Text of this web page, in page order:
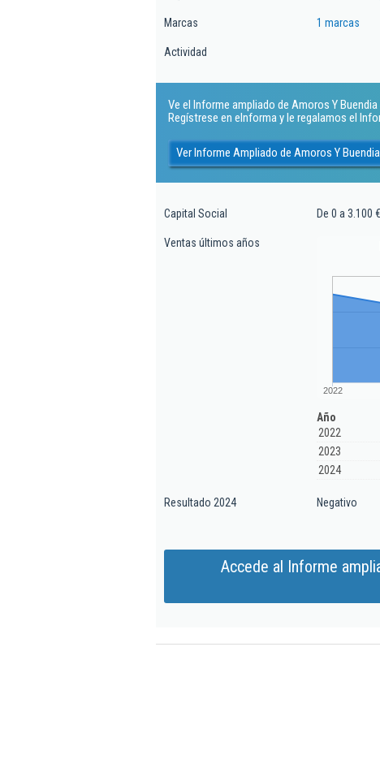
Marcas 1 marcas
Actividad
Ve el Informe ampliado de Amoros Y
Regístrese en eInforma y le regalamos el
Ver Informe Ampliado de Amoros Y
Capital Social De 0 a 3.100 €
Ventas últimos años
2022
Año
2022
2023
2024
Resultado 2024 Negativo
Accede al Informe